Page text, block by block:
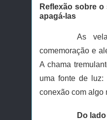
Reflexão sobre
apagá-las
As
comemoração e
A chama
uma fonte de
conexão com algo
Do